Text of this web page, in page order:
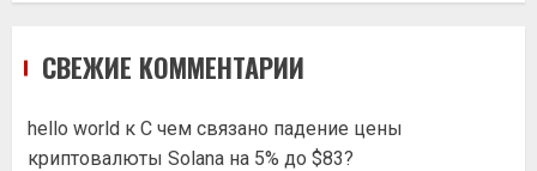
СВЕЖИЕ КОММЕНТАРИИ
hello world к С чем связано падение цены
криптовалюты Solana на 5% до $83?